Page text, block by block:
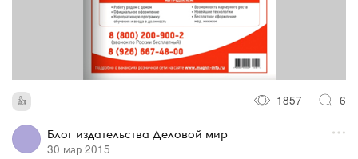
1857 6
Блог издательства Деловой мир
30 мар 2015